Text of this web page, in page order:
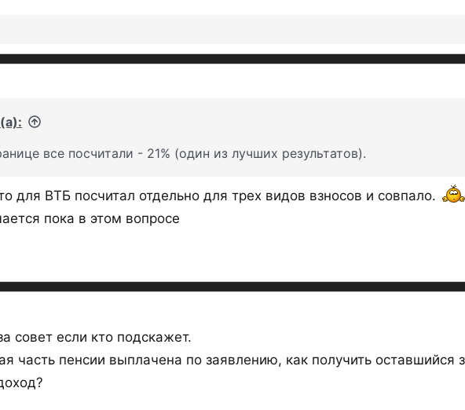
все посчитали - 21% (один из лучших результатов).
для ВТБ посчитал отдельно для трех видов взносов и совпало.
пока в этом вопросе
совет если кто подскажет.
часть пенсии выплачена по заявлению, как получить оставшийся